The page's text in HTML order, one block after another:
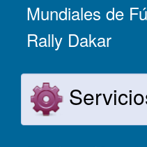
Mundiales de
Rally Dakar